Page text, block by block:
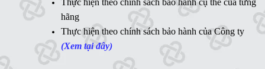
. Linh - 0902 700 727
Mr. Ngữ - 0783 362 416
hãng
Thực hiện theo chính sách bảo hành của Công ty
(Xem tại đây)